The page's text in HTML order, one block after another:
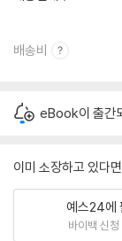
배송비
eBook이 출간
이미 소장하고 있다
예스24에
바이백 신청